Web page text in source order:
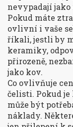
nevypadají
Pokud máte
ovlivní i vaše
říkali, jestli by
keramiky,
přirozeně,
jako kov.
Co ovlivňuje
čelisti. Pokud je
může být
náklady.